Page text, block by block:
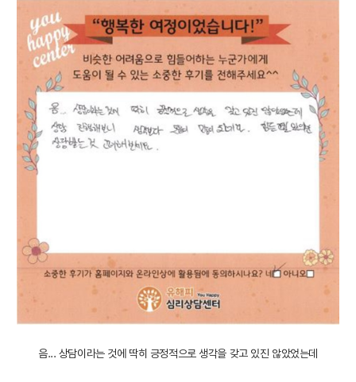
음... 상담이라는 것에 딱히 긍정적으로 생각을 갖고 있진 않았었는데